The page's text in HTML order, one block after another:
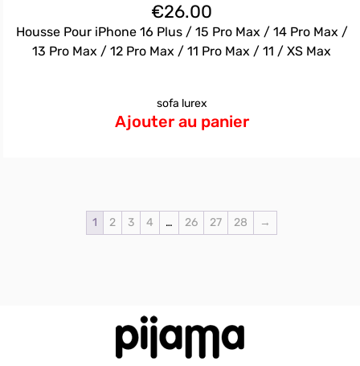
€26.00
Housse Pour iPhone 16 Plus / 15 Pro Max / 14 Pro Max /
13 Pro Max / 12 Pro Max / 11 Pro Max / 11 / XS Max
sofa lurex
Ajouter au panier
1 2 3 4 … 26 27 28 →